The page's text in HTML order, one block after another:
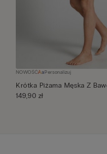
NOWOŚĆ Personalizuj
Krótka Piżama Męska Z
149,90 zł